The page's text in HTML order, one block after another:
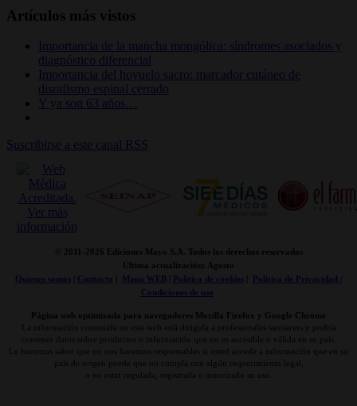
Artículos más vistos
Importancia de la mancha mongólica: síndromes asociados y
diagnóstico diferencial
Importancia del hoyuelo sacro: marcador cutáneo de
disrafismo espinal cerrado
Y ya son 63 años…
Suscribirse a este canal RSS
© 2011-2026 Ediciones Mayo S.A. Todos los derechos reservados
Última actualización: Agosto
Quienes somos| Contacto Mapa WEB| Politica de cookies|
Politica de Privacidad /
Condiciones de uso
Página web optimizada para navegadores Mozilla Firefox y Google Chrome
La información contenida en esta web está dirigida a profesionales sanitarios y podría
contener datos sobre productos o información que no es accesible o válida en su país.
Le hacemos saber que no nos hacemos responsables si usted accede a información que en su
país de origen puede que no cumpla con algún requerimiento legal,
o no estar regulada, registrada o autorizado su uso.